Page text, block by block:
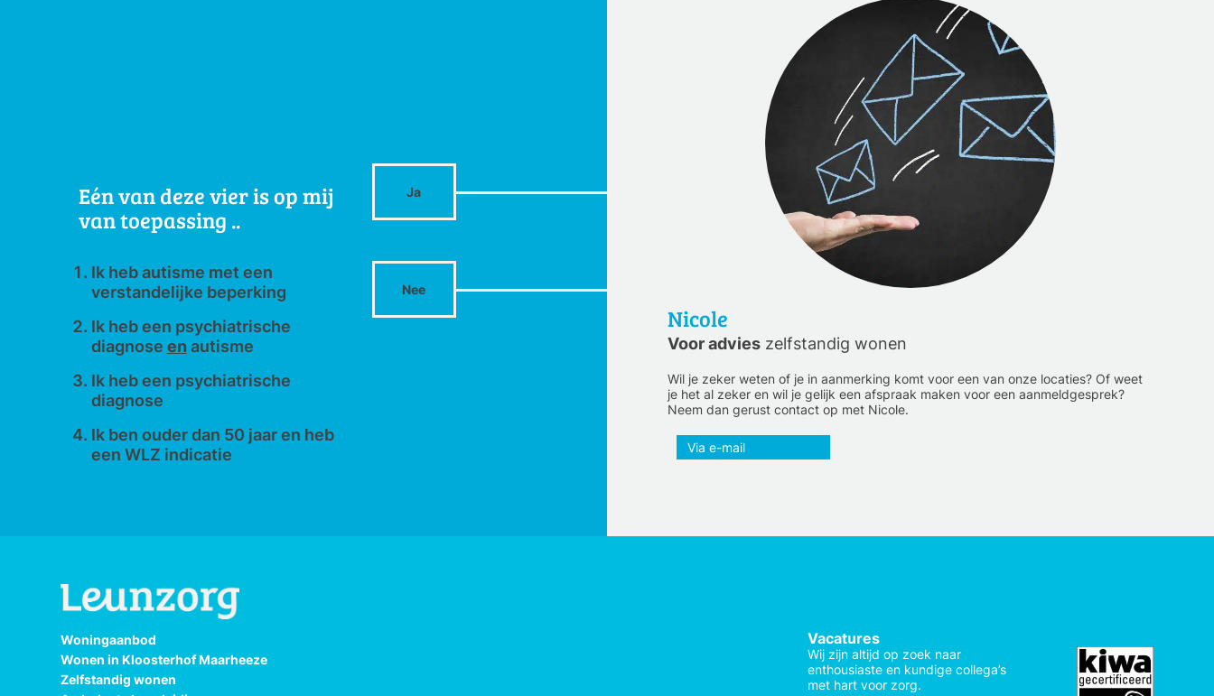
Eén van deze vier is op mij
van toepassing ..
Ik heb autisme met een
verstandelijke beperking
Ik heb een psychiatrische
diagnose en autisme
Ik heb een psychiatrische
diagnose
Ik ben ouder dan 50 jaar en heb
een WLZ indicatie
Ja
Nee
Nicole
Voor advies zelfstandig wonen
Wil je zeker weten of je in aanmerking komt voor een van onze locaties? Of weet
je het al zeker en wil je gelijk een afspraak maken voor een aanmeldgesprek?
Neem dan gerust contact op met Nicole.
Via e-mail
Woningaanbod
Wonen in Kloosterhof Maarheeze
Zelfstandig wonen
Vacatures
Wij zijn altijd op zoek naar
enthousiaste en kundige collega’s
met hart voor zorg.